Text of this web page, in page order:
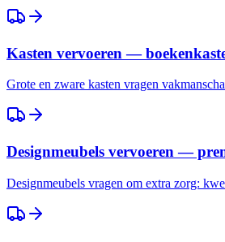
Kasten vervoeren —
Grote en zware kasten vragen
Designmeubels vervoeren —
Designmeubels vragen om extra zorg: